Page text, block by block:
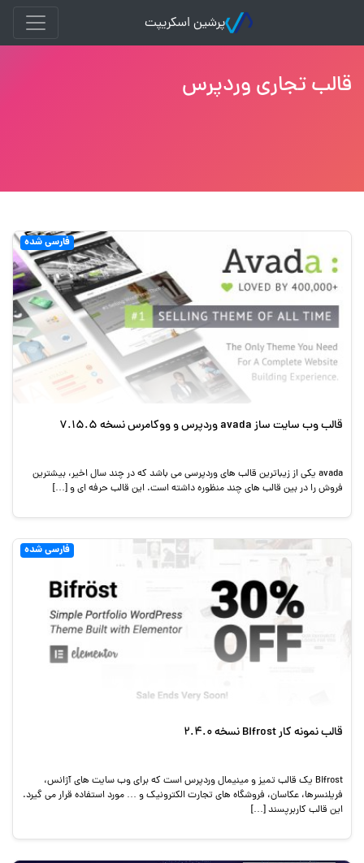
پرشین اسکریپت
قالب تجاری وردپرس
فارسی شده
قالب وب سایت ساز avada وردپرس و ووکامرس نسخه 7.15.5
avada یکی از زیباترین قالب های وردپرسی می باشد که در چند سال اخیر، بیشترین
فروش را در بین قالب های چند منظوره داشته است. این قالب حرفه ای و […]
فارسی شده
قالب نمونه کار Bifrost نسخه 2.4.0
Bifrost یک قالب تمیز و مینیمال وردپرس است که برای وب سایت های آژانس،
فریلنسرها، عکاسان، فروشگاه های تجارت الکترونیک و … مورد استفاده قرار می گیرد.
این قالب کاربرپسند […]